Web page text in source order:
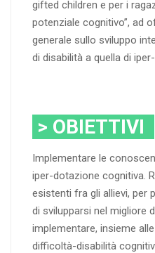
gifted children e per i
potenziale cognitivo”, ad
generale sullo sviluppo
di disabilità a quella di
> OBIETTIVI
Implementare le
iper-dotazione cognitiva.
esistenti fra gli allievi, per
di svilupparsi nel migliore
implementare, insieme
difficoltà-disabilità